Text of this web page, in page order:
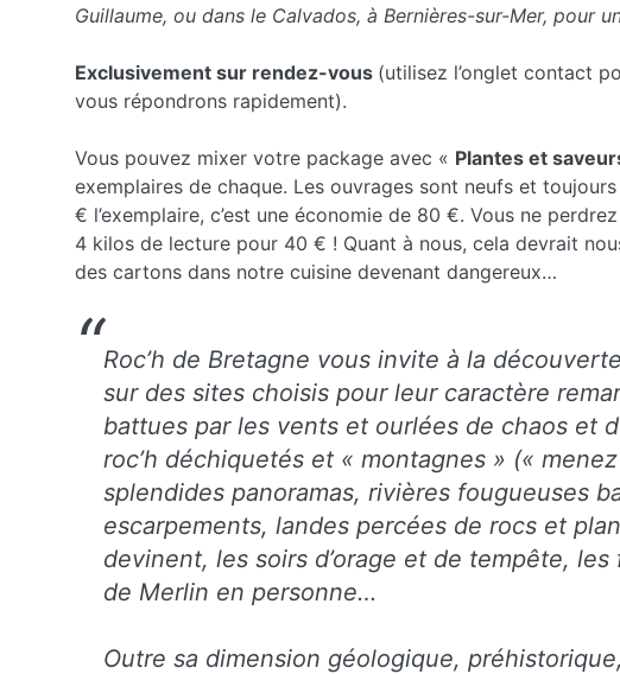
Guillaume, ou dans le Calvados, à Bernières-sur-Mer, pour
Exclusivement sur rendez-vous (utilisez l’onglet contact
vous répondrons rapidement).
Vous pouvez mixer votre package avec « Plantes et
exemplaires de chaque. Les ouvrages sont neufs et
€ l’exemplaire, c’est une économie de 80 €. Vous ne
4 kilos de lecture pour 40 € ! Quant à nous, cela devrait
des cartons dans notre cuisine devenant dangereux…
Roc’h de Bretagne vous invite à la
sur des sites choisis pour leur caractère
battues par les vents et ourlées de chaos et
roc’h déchiquetés et « montagnes » («
splendides panoramas, rivières fougueuses
escarpements, landes percées de rocs et
devinent, les soirs d’orage et de tempête, les
de Merlin en personne…
Outre sa dimension géologique,